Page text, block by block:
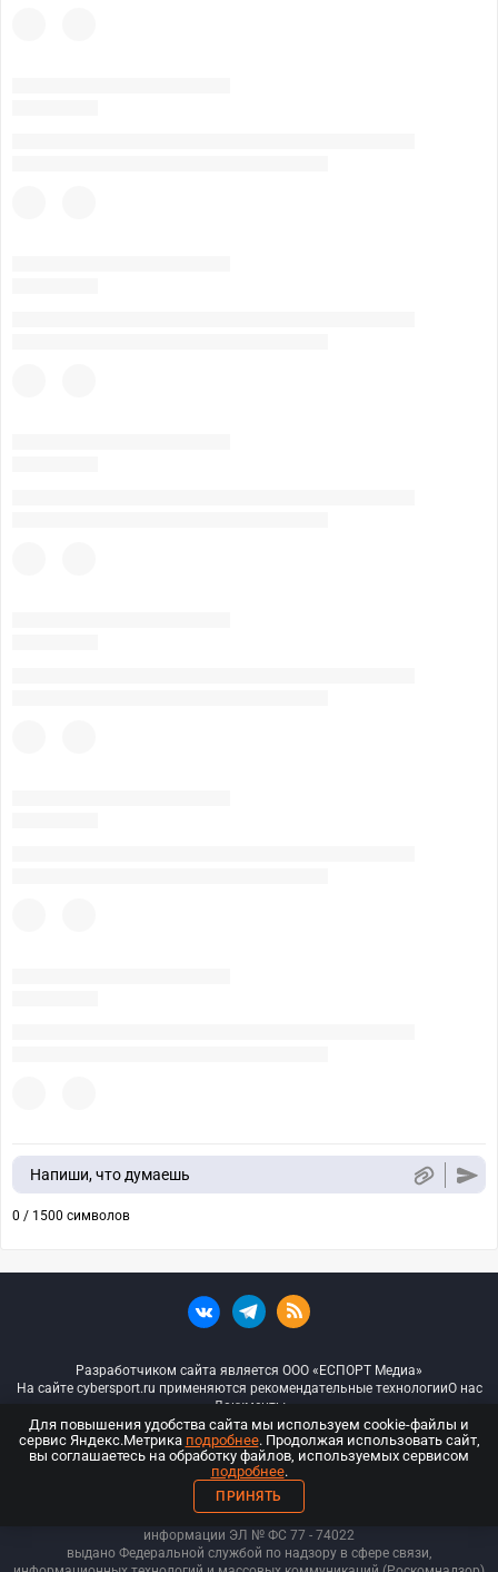
Напиши, что думаешь
0 / 1500 символов
Разработчиком сайта является ООО «ЕСПОРТ Медиа»
На сайте cybersport.ru применяются рекомендательные технологииО нас
Документы
© ООО «Киберспорт.ру» — Все права защищены
18+
ООО «Киберспорт.ру». Свидетельство о регистрации средств массовой
информации ЭЛ № ФС 77 - 74022
выдано Федеральной службой по надзору в сфере связи,
Для повышения удобства сайта мы используем cookie-файлы и
сервис Яндекс.Метрика подробнее. Продолжая использовать сайт,
вы соглашаетесь на обработку файлов, используемых сервисом
подробнее.
ПРИНЯТЬ